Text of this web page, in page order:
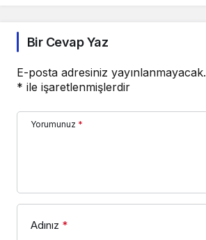
Bir Cevap Yaz
E-posta adresiniz yayınlanmayacak.
* ile işaretlenmişlerdir
Yorumunuz *
Adınız *